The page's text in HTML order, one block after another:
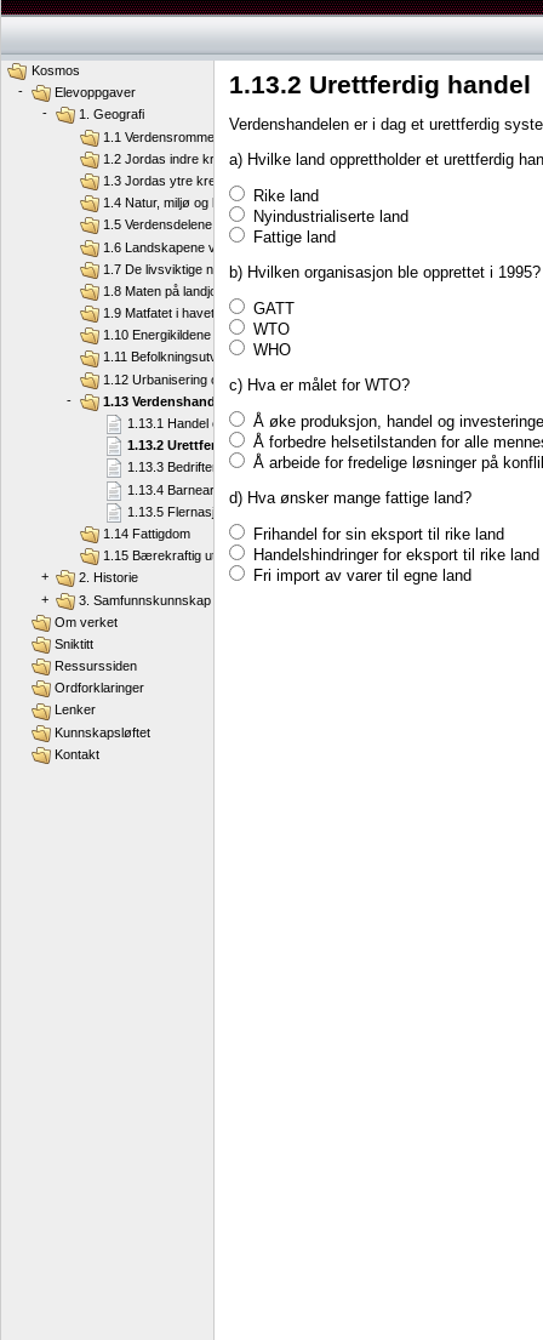
1.13.2 Urettferdig handel
Verdenshandelen er i dag et urettferdig
a) Hvilke land opprettholder et urettferdig
Rike land
Nyindustrialiserte land
Fattige land
b) Hvilken organisasjon ble opprettet i 1995?
GATT
WTO
WHO
c) Hva er målet for WTO?
Å øke produksjon, handel og
Å forbedre helsetilstanden for alle
Å arbeide for fredelige løsninger på
d) Hva ønsker mange fattige land?
Frihandel for sin eksport til rike land
Handelshindringer for eksport til rike land
Fri import av varer til egne land
Kosmos
-
Elevoppgaver
-
1. Geografi
1.1 Verdensrommet og jorda
1.2 Jordas indre krefter
1.3 Jordas ytre krefter
1.4 Natur, miljø og klima
1.5 Verdensdelene
1.6 Landskapene våre
1.7 De livsviktige naturressursene
1.8 Maten på landjorda
1.9 Matfatet i havet
1.10 Energikildene våre
1.11 Befolkningsutvikling
1.12 Urbanisering og migrasjon
-
1.13 Verdenshandel
1.13.1 Handel og toll
1.13.2 Urettferdig handel
1.13.3 Bedrifter flytter til Kina
1.13.4 Barnearbeid
1.13.5 Flernasjonale selskaper
1.14 Fattigdom
1.15 Bærekraftig utvikling
+
2. Historie
+
3. Samfunnskunnskap
Om verket
Sniktitt
Ressurssiden
Ordforklaringer
Lenker
Kunnskapsløftet
Kontakt